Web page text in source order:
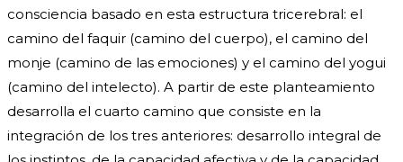
consciencia basado en esta estructura tricerebral: el
camino del faquir (camino del cuerpo), el camino del
monje (camino de las emociones) y el camino del yogui
(camino del intelecto). A partir de este planteamiento
desarrolla el cuarto camino que consiste en la
integración de los tres anteriores: desarrollo integral de